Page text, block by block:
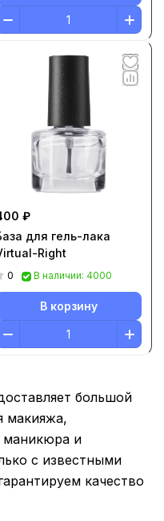
₽
для гель-лака
Right
0 В наличии: 4000
В корзину
большой
макияжа,
маникюра и
с известными
качество